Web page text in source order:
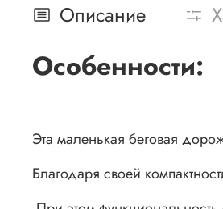
Описание
Особенности:
Эта маленькая беговая
Благодаря своей